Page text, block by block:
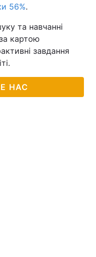
56%.
та навчанні
картою
завдання
НАС